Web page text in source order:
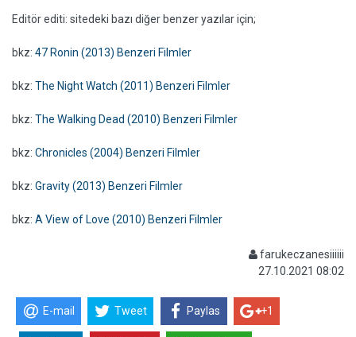
Editör editi: sitedeki bazı diğer benzer yazılar için;
bkz: 47 Ronin (2013) Benzeri Filmler
bkz: The Night Watch (2011) Benzeri Filmler
bkz: The Walking Dead (2010) Benzeri Filmler
bkz: Chronicles (2004) Benzeri Filmler
bkz: Gravity (2013) Benzeri Filmler
bkz: A View of Love (2010) Benzeri Filmler
farukeczanesiiiiii
27.10.2021 08:02
E-mail Tweet Paylas +1